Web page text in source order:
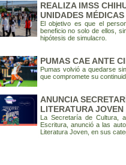
REALIZA IMSS
UNIDADES
El objetivo es que el
beneficio no solo de ellos,
hipótesis de simulacro.
PUMAS CAE ANTE
Pumas volvió a quedarse
que compromete su
ANUNCIA
LITERATURA JOVEN
La Secretaría de Cultura,
Escritura, anunció a las
Literatura Joven, en sus